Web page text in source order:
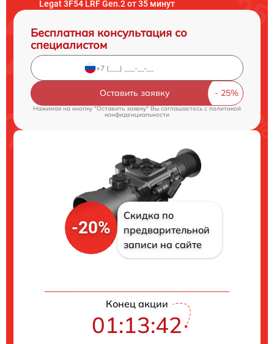
Legat 3F54 LRF Gen.2 от 35 минут
Бесплатная консультация со
специалистом
Оставить заявку
Нажимая на кнопку "Оставить заявку" Вы соглашаетесь c политикой
конфиденциальности
-20%
Скидка по
предварительной
записи на сайте
Конец акции
01:13:41